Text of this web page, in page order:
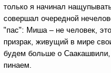
только я начинал
совершал очередной
"пас": Миша – не человек,
призрак, живущий в мире
будем больше о
пинаем.